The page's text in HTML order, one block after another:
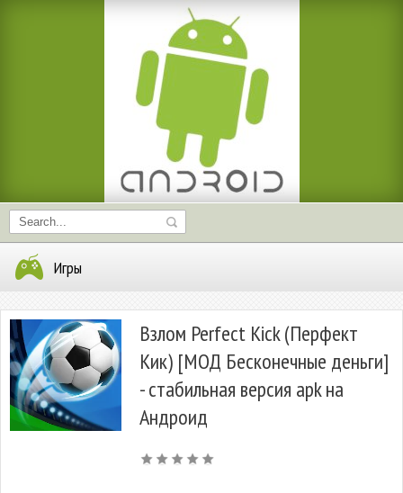
Игры
Взлом Perfect Kick (Перфект
Кик) [МОД Бесконечные деньги]
- стабильная версия apk на
Андроид